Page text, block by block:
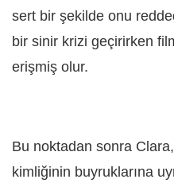
sert bir şekilde onu
bir sinir krizi geçirirken
erişmiş olur.
Bu noktadan sonra
kimliğinin buyruklarına